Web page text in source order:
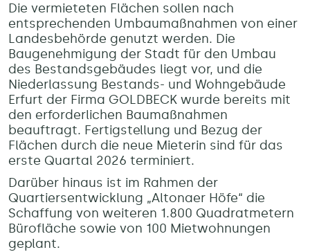
Die vermieteten Flächen sollen nach
entsprechenden Umbaumaßnahmen von einer
Landesbehörde genutzt werden. Die
Baugenehmigung der Stadt für den Umbau
des Bestandsgebäudes liegt vor, und die
Niederlassung Bestands- und Wohngebäude
Erfurt der Firma GOLDBECK wurde bereits mit
den erforderlichen Baumaßnahmen
beauftragt. Fertigstellung und Bezug der
Flächen durch die neue Mieterin sind für das
erste Quartal 2026 terminiert.
Darüber hinaus ist im Rahmen der
Quartiersentwicklung „Altonaer Höfe“ die
Schaffung von weiteren 1.800 Quadratmetern
Bürofläche sowie von 100 Mietwohnungen
geplant.